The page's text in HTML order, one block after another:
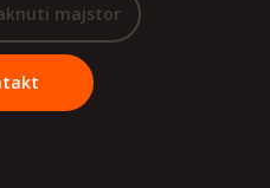
majstor